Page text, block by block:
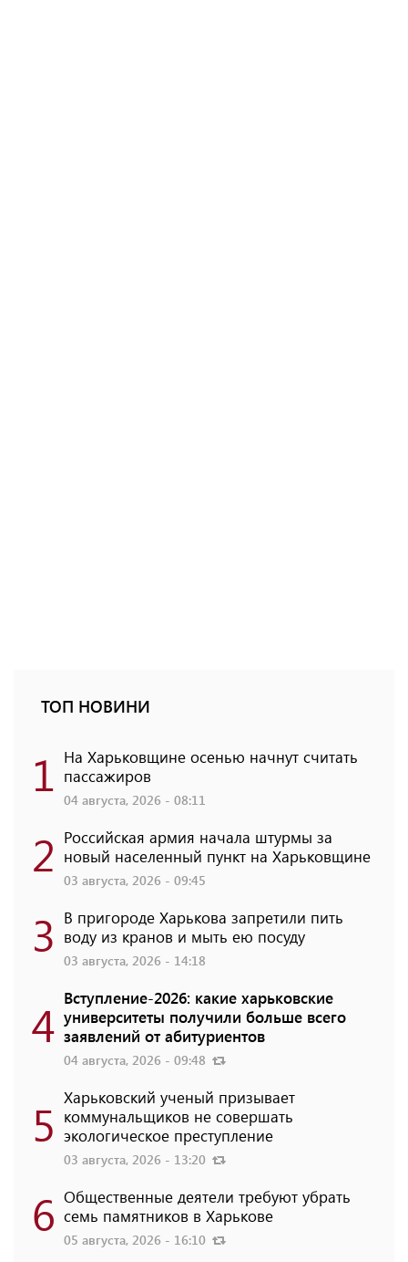
ТОП НОВИНИ
1 На Харьковщине осенью начнут считать
пассажиров
04 августа, 2026 - 08:11
2 Российская армия начала штурмы за
новый населенный пункт на Харьковщине
03 августа, 2026 - 09:45
3 В пригороде Харькова запретили пить
воду из кранов и мыть ею посуду
03 августа, 2026 - 14:18
4 Вступление-2026: какие харьковские
университеты получили больше всего
заявлений от абитуриентов
04 августа, 2026 - 09:48
5 Харьковский ученый призывает
коммунальщиков не совершать
экологическое преступление
03 августа, 2026 - 13:20
6 Общественные деятели требуют убрать
семь памятников в Харькове
05 августа, 2026 - 16:10